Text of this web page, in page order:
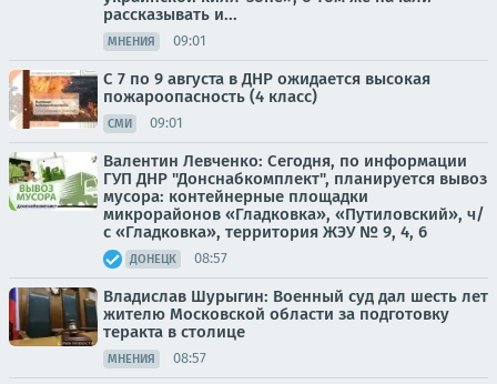
рассказывать и...
МНЕНИЯ 09:01
С 7 по 9 августа в ДНР ожидается высокая
пожароопасность (4 класс)
СМИ 09:01
Валентин Левченко: Сегодня, по информации
ГУП ДНР "Донснабкомплект", планируется вывоз
мусора: контейнерные площадки
микрорайонов «Гладковка», «Путиловский», ч/
с «Гладковка», территория ЖЭУ № 9, 4, 6
ДОНЕЦК 08:57
Владислав Шурыгин: Военный суд дал шесть лет
жителю Московской области за подготовку
теракта в столице
МНЕНИЯ 08:57